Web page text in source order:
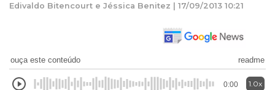
Edivaldo Bitencourt e Jéssica Benitez | 17/09/2013 10:21
ouça este conteúdo readme
0:00 1.0x